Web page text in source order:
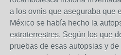
a los ovnis que aseguraba que
México se había hecho la
extraterrestres. Según los que
pruebas de esas autopsias y